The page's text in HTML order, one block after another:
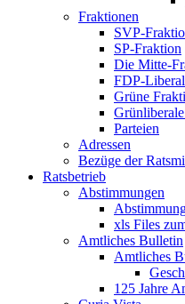
Fraktionen
SVP-
SP-Fraktion
Die Mitte-
FDP-
Grüne
Parteien
Adressen
Bezüge der
Ratsbetrieb
Abstimmungen
xls Files
Amtliches Bulletin
Amtliches
125 Jahre